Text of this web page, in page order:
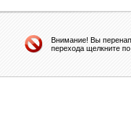
Внимание! Вы
перехода щелкните